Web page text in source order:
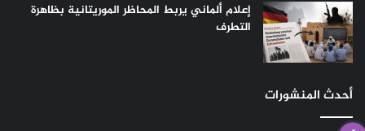
إعلام ألماني يربط المحاظر الموريتانية بظاهرة
التطرف
أحدث المنشورات